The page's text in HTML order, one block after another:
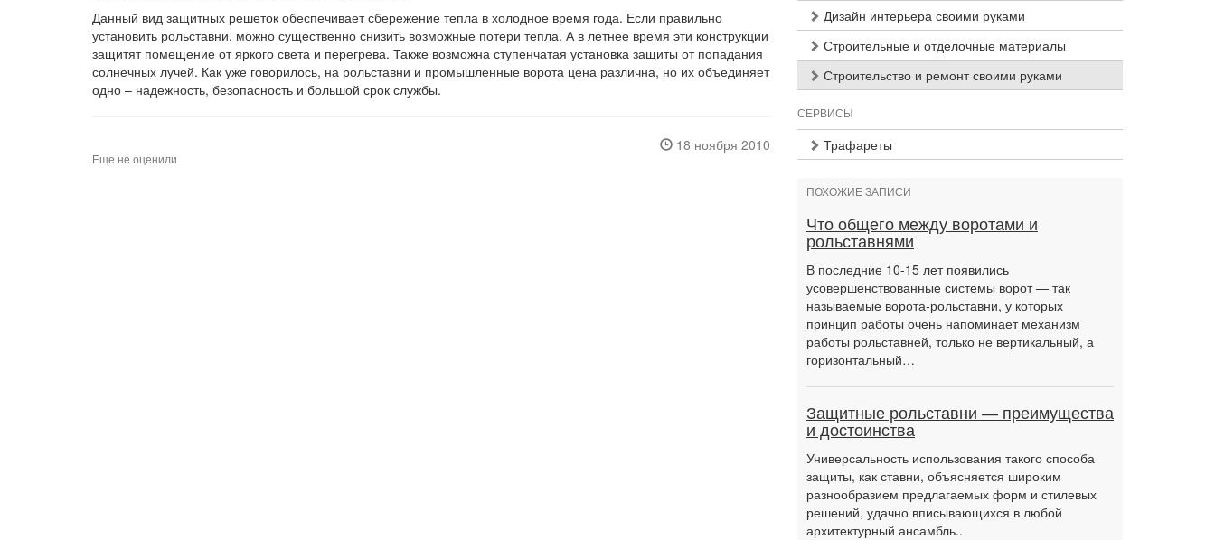
Данный вид защитных решеток обеспечивает сбережение тепла в холодное время года. Если правильно
установить рольставни, можно существенно снизить возможные потери тепла. А в летнее время эти конструкции
защитят помещение от яркого света и перегрева. Также возможна ступенчатая установка защиты от попадания
солнечных лучей. Как уже говорилось, на рольставни и промышленные ворота цена различна, но их объединяет
одно – надежность, безопасность и большой срок службы.
Еще не оценили
18 ноября 2010
Дизайн интерьера своими руками
Строительные и отделочные материалы
Строительство и ремонт своими руками
СЕРВИСЫ
Трафареты
ПОХОЖИЕ ЗАПИСИ
Что общего между воротами и
рольставнями
В последние 10-15 лет появились
усовершенствованные системы ворот — так
называемые ворота-рольставни, у которых
принцип работы очень напоминает механизм
работы рольставней, только не вертикальный, а
горизонтальный…
Защитные рольставни — преимущества
и достоинства
Универсальность использования такого способа
защиты, как ставни, объясняется широким
разнообразием предлагаемых форм и стилевых
решений, удачно вписывающихся в любой
архитектурный ансамбль..